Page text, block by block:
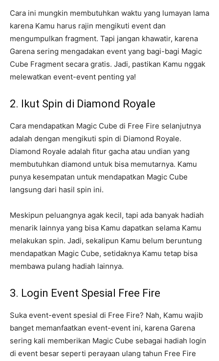
Cara ini mungkin membutuhkan waktu yang lumayan lama
karena Kamu harus rajin mengikuti event dan
mengumpulkan fragment. Tapi jangan khawatir, karena
Garena sering mengadakan event yang bagi-bagi Magic
Cube Fragment secara gratis. Jadi, pastikan Kamu nggak
melewatkan event-event penting ya!
2. Ikut Spin di Diamond Royale
Cara mendapatkan Magic Cube di Free Fire selanjutnya
adalah dengan mengikuti spin di Diamond Royale.
Diamond Royale adalah fitur gacha atau undian yang
membutuhkan diamond untuk bisa memutarnya. Kamu
punya kesempatan untuk mendapatkan Magic Cube
langsung dari hasil spin ini.
Meskipun peluangnya agak kecil, tapi ada banyak hadiah
menarik lainnya yang bisa Kamu dapatkan selama Kamu
melakukan spin. Jadi, sekalipun Kamu belum beruntung
mendapatkan Magic Cube, setidaknya Kamu tetap bisa
membawa pulang hadiah lainnya.
3. Login Event Spesial Free Fire
Suka event-event spesial di Free Fire? Nah, Kamu wajib
banget memanfaatkan event-event ini, karena Garena
sering kali memberikan Magic Cube sebagai hadiah login
di event besar seperti perayaan ulang tahun Free Fire